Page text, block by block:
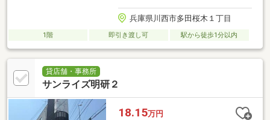
兵庫県川西市多田桜木１丁目
1階 即引き渡し可 駅から徒歩1分以内
貸店舗・事務所
サンライズ明研２
18.15万円